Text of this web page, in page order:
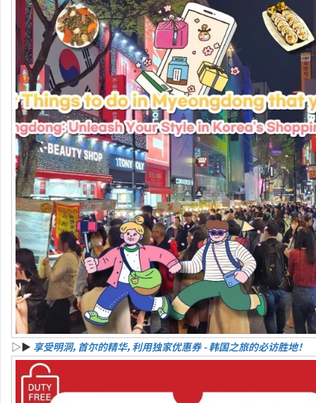
▷▶ 享受明洞，首尔的精华，利用独家优惠券 - 韩国之旅的必访胜地！